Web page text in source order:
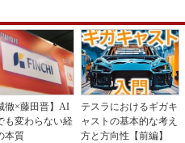
徹×藤田晋】AI
も変わらない経
本質
テスラにおけるギガキ
ャストの基本的な考え
方と方向性【前編】